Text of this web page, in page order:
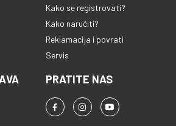
Kako se registrovati?
Kako naručiti?
Reklamacija i povrati
Servis
PRATITE NAS